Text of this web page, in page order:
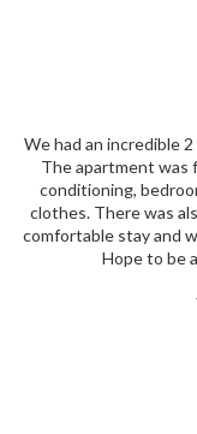
We had an incredible
The apartment was
conditioning,
clothes. There was
comfortable stay and
Hope to be